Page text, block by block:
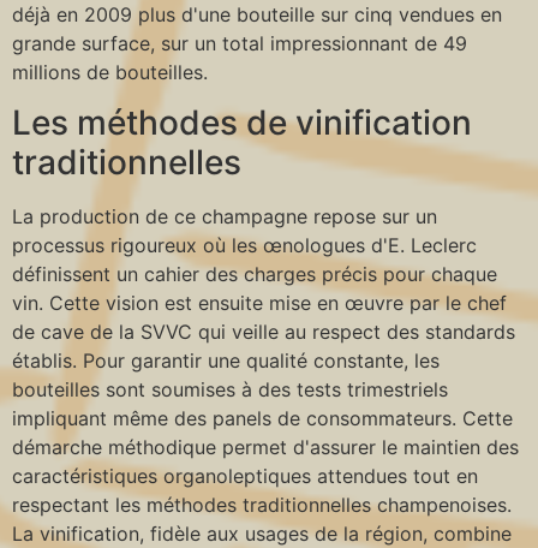
déjà en 2009 plus d'une bouteille sur cinq vendues en
grande surface, sur un total impressionnant de 49
millions de bouteilles.
Les méthodes de vinification
traditionnelles
La production de ce champagne repose sur un
processus rigoureux où les œnologues d'E. Leclerc
définissent un cahier des charges précis pour chaque
vin. Cette vision est ensuite mise en œuvre par le chef
de cave de la SVVC qui veille au respect des standards
établis. Pour garantir une qualité constante, les
bouteilles sont soumises à des tests trimestriels
impliquant même des panels de consommateurs. Cette
démarche méthodique permet d'assurer le maintien des
caractéristiques organoleptiques attendues tout en
respectant les méthodes traditionnelles champenoises.
La vinification, fidèle aux usages de la région, combine